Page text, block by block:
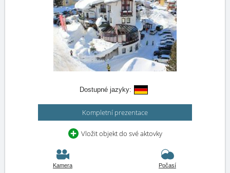
Dostupné jazyky:
Kompletní prezentace
Vložit objekt do své aktovky
Kamera Počasí